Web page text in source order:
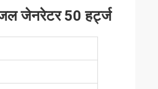
जेनरेटर 50 हर्ट्ज